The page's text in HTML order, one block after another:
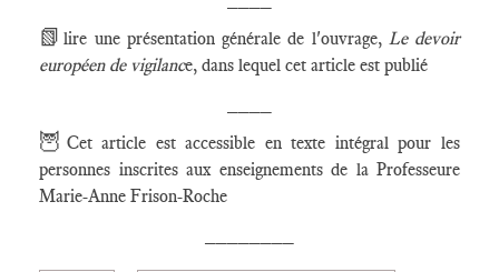
📗lire une présentation générale de l'ouvrage, Le devoir
européen de vigilance, dans lequel cet article est publié
🦉 Cet article est accessible en texte intégral pour les
personnes inscrites aux enseignements de la Professeure
Marie-Anne Frison-Roche